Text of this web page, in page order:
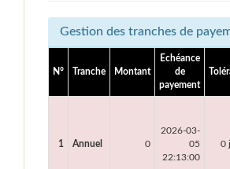
Gestion des tranches de
N° Tranche Montant
Echéance
de
payement
1 Annuel 0
2026-03-
05
22:13:00
0